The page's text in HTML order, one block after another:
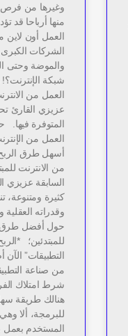
وغيرها من فرص
منها أرباحا قد
العمل أون لاين
الشركات
والموضة وحتى
شبكة
عزيزي القارئ
المتوفرة
العمل من
أسهل طرق
من الانترنت
السابقة عزيزي
كثيرة
وقدراته
حول أفضل طرق
للمبتدئين؛
التطبيقات”
من صناعة
شرط امتلاك
هنالك طريقة
للبرمجة، ألا
المستخدم بعمل